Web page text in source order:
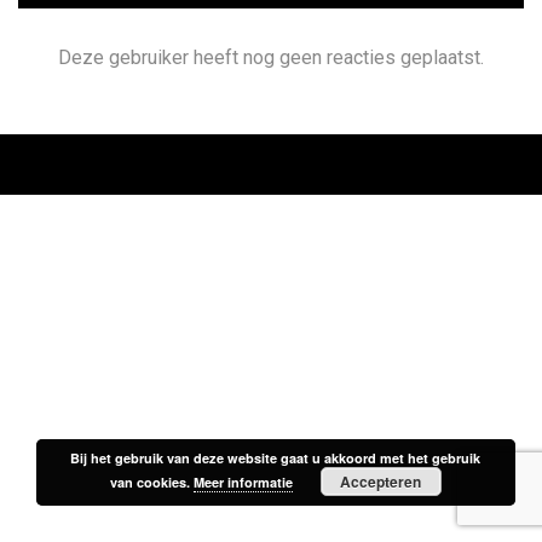
Deze gebruiker heeft nog geen reacties geplaatst.
Bij het gebruik van deze website gaat u akkoord met het gebruik
van cookies. Meer informatie Accepteren
Bij het gebruik van deze website gaat u akkoord met het gebruik
van cookies. Meer informatie Accepteren